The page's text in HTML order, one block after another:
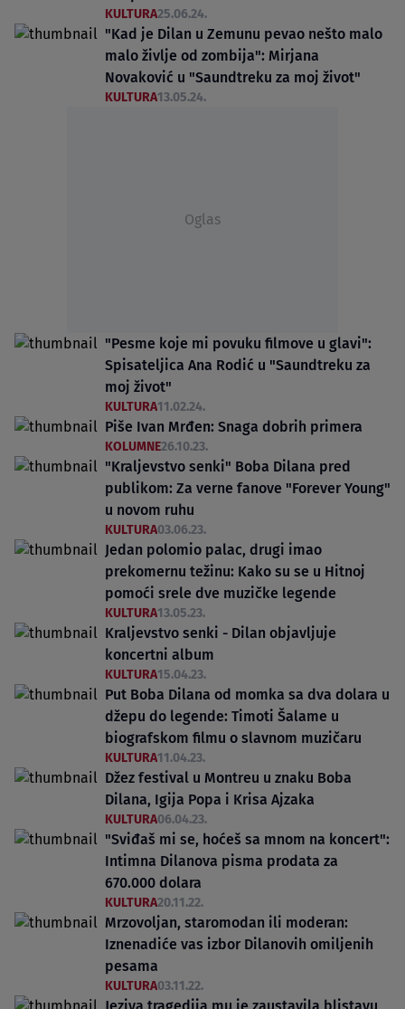
KULTURA25.06.24.
"Kad je Dilan u Zemunu pevao nešto malo
malo življe od zombija": Mirjana
Novaković u "Saundtreku za moj život"
KULTURA13.05.24.
Oglas
"Pesme koje mi povuku filmove u glavi":
Spisateljica Ana Rodić u "Saundtreku za
moj život"
KULTURA11.02.24.
Piše Ivan Mrđen: Snaga dobrih primera
KOLUMNE26.10.23.
"Kraljevstvo senki" Boba Dilana pred
publikom: Za verne fanove "Forever Young"
u novom ruhu
KULTURA03.06.23.
Jedan polomio palac, drugi imao
prekomernu težinu: Kako su se u Hitnoj
pomoći srele dve muzičke legende
KULTURA13.05.23.
Kraljevstvo senki - Dilan objavljuje
koncertni album
KULTURA15.04.23.
Put Boba Dilana od momka sa dva dolara u
džepu do legende: Timoti Šalame u
biografskom filmu o slavnom muzičaru
KULTURA11.04.23.
Džez festival u Montreu u znaku Boba
Dilana, Igija Popa i Krisa Ajzaka
KULTURA06.04.23.
"Sviđaš mi se, hoćeš sa mnom na koncert":
Intimna Dilanova pisma prodata za
670.000 dolara
KULTURA20.11.22.
Mrzovoljan, staromodan ili moderan:
Iznenadiće vas izbor Dilanovih omiljenih
pesama
KULTURA03.11.22.